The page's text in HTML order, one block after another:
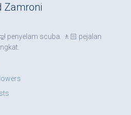
Zamroni
penyelam scuba. 🚶🏻 pejalan